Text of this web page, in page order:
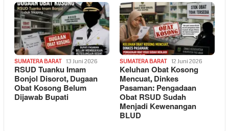
SUMATERA BARAT 13 Juni 2026
RSUD Tuanku Imam
Bonjol Disorot, Dugaan
Obat Kosong Belum
Dijawab Bupati
SUMATERA BARAT 12 Juni 2026
Keluhan Obat Kosong
Mencuat, Dinkes
Pasaman: Pengadaan
Obat RSUD Sudah
Menjadi Kewenangan
BLUD